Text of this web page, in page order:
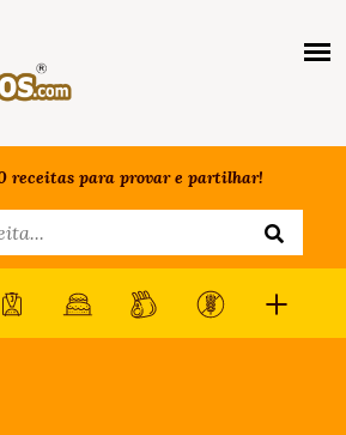
receitas para provar e partilhar!